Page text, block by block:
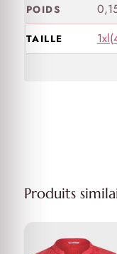
POIDS
TAILLE
Produits